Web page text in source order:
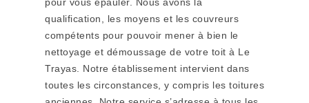
qualification, les moyens et les couvreurs
compétents pour pouvoir mener à bien le
nettoyage et démoussage de votre toit à Le
Trayas. Notre établissement intervient dans
toutes les circonstances, y compris les toitures